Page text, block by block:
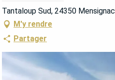
Tantaloup Sud, 24350 Mensignac
M'y rendre
Partager